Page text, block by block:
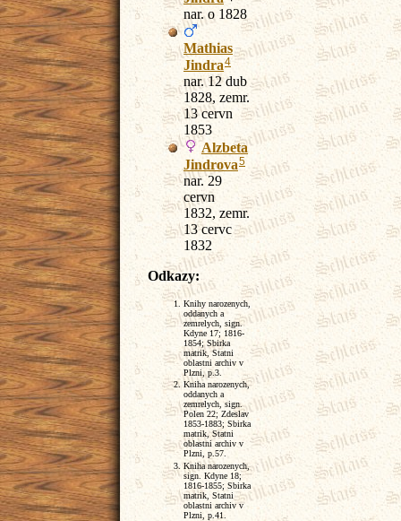
nar. o 1828
Mathias
Jindra4
nar. 12 dub
1828, zemr.
13 cervn
1853
Alzbeta
Jindrova5
nar. 29
cervn
1832, zemr.
13 cervc
1832
Odkazy:
Knihy narozenych,
oddanych a
zemrelych, sign.
Kdyne 17; 1816-
1854; Sbirka
matrik, Statni
oblastni archiv v
Plzni, p.3.
Kniha narozenych,
oddanych a
zemrelych, sign.
Polen 22; Zdeslav
1853-1883; Sbirka
matrik, Statni
oblastni archiv v
Plzni, p.57.
Kniha narozenych,
sign. Kdyne 18;
1816-1855; Sbirka
matrik, Statni
oblastni archiv v
Plzni, p.41.